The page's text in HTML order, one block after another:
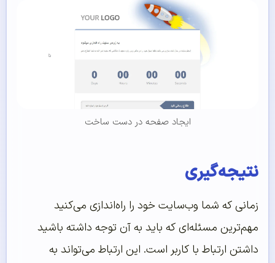
ایجاد صفحه در دست ساخت
نتیجه‌گیری
زمانی که شما وب‌سایت خود را راه‌اندازی می‌کنید
مهم‌ترین مسئله‌ای که باید به آن توجه داشته باشید
داشتن ارتباط با کاربر است. این ارتباط می‌تواند به